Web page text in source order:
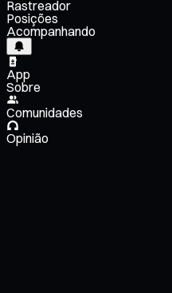
Rastreador
Posições
Acompanhando
App
Sobre
Comunidades
Opinião